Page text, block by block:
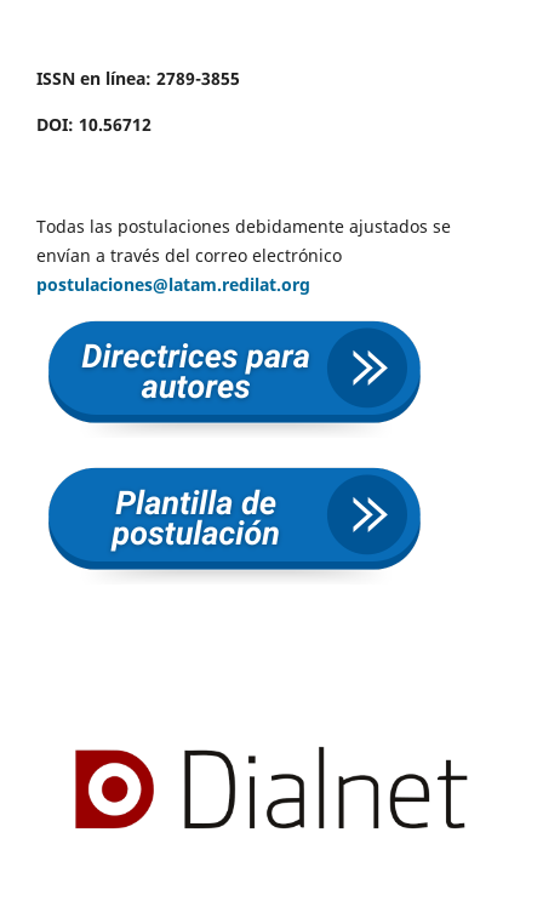
ISSN en línea: 2789-3855
DOI: 10.56712
Todas las postulaciones debidamente ajustados se
envían a través del correo electrónico
postulaciones@latam.redilat.org